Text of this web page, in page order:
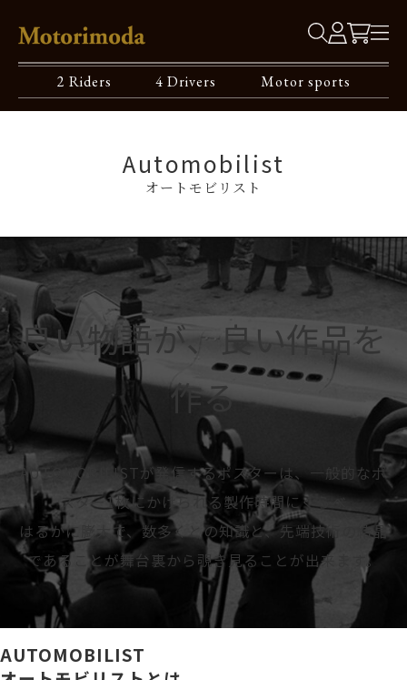
2 Riders 4 Drivers Motor sports
Automobilist
オートモビリスト
良い物語が、良い作品を
作る
AUTOMOBILISTが発信するポスターは、一般的なポ
スター1枚にかけられる製作時間にくらべ
はるかに膨大で、数多くとの知識と、先端技術の結晶
であることが舞台裏から覗き見ることが出来ます。
AUTOMOBILIST